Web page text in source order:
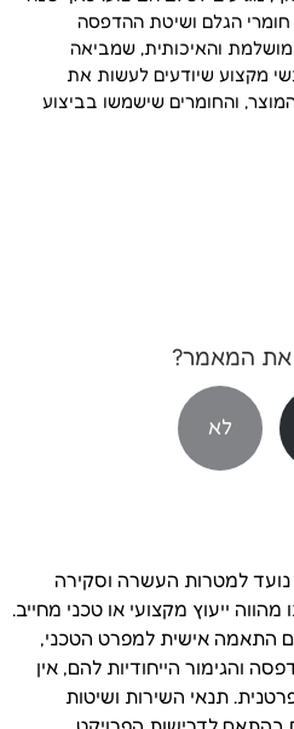
הגלם ושיטת ההדפסה
והאיכותית, שמביאה
מקצוע שיודעים לעשות את
והחומרים שישמשו בביצוע
המאמר?
לא
למטרות העשרה וסקירה
ייעוץ מקצועי או טכני מחייב.
התאמה אישית למפרט הטכני,
והגימור הייחודיות להם, אין
תנאי השירות ושיטות